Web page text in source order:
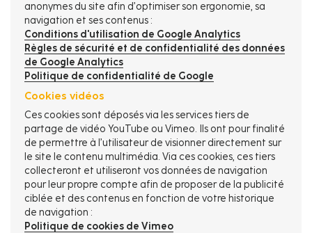
anonymes du site afin d’optimiser son ergonomie, sa
navigation et ses contenus :
Conditions d'utilisation de Google Analytics
Règles de sécurité et de confidentialité des données
de Google Analytics
Politique de confidentialité de Google
Cookies vidéos
Ces cookies sont déposés via les services tiers de
partage de vidéo YouTube ou Vimeo. Ils ont pour finalité
de permettre à l’utilisateur de visionner directement sur
le site le contenu multimédia. Via ces cookies, ces tiers
collecteront et utiliseront vos données de navigation
pour leur propre compte afin de proposer de la publicité
ciblée et des contenus en fonction de votre historique
de navigation :
Politique de cookies de Vimeo